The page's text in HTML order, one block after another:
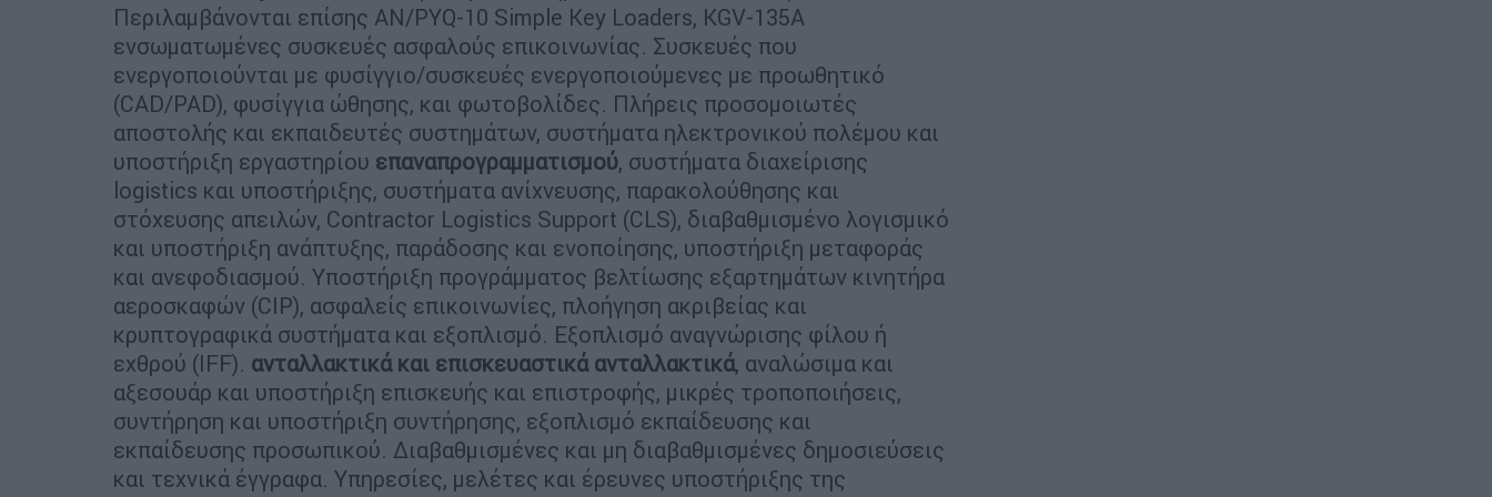
Περιλαμβάνονται επίσης AN/PYQ-10 Simple Key Loaders, KGV-135A
ενσωματωμένες συσκευές ασφαλούς επικοινωνίας. Συσκευές που
ενεργοποιούνται με φυσίγγιο/συσκευές ενεργοποιούμενες με προωθητικό
(CAD/PAD), φυσίγγια ώθησης, και φωτοβολίδες. Πλήρεις προσομοιωτές
αποστολής και εκπαιδευτές συστημάτων, συστήματα ηλεκτρονικού πολέμου και
υποστήριξη εργαστηρίου επαναπρογραμματισμού, συστήματα διαχείρισης
logistics και υποστήριξης, συστήματα ανίχνευσης, παρακολούθησης και
στόχευσης απειλών, Contractor Logistics Support (CLS), διαβαθμισμένο λογισμικό
και υποστήριξη ανάπτυξης, παράδοσης και ενοποίησης, υποστήριξη μεταφοράς
και ανεφοδιασμού. Υποστήριξη προγράμματος βελτίωσης εξαρτημάτων κινητήρα
αεροσκαφών (CIP), ασφαλείς επικοινωνίες, πλοήγηση ακριβείας και
κρυπτογραφικά συστήματα και εξοπλισμό. Εξοπλισμό αναγνώρισης φίλου ή
εχθρού (IFF). ανταλλακτικά και επισκευαστικά ανταλλακτικά, αναλώσιμα και
αξεσουάρ και υποστήριξη επισκευής και επιστροφής, μικρές τροποποιήσεις,
συντήρηση και υποστήριξη συντήρησης, εξοπλισμό εκπαίδευσης και
εκπαίδευσης προσωπικού. Διαβαθμισμένες και μη διαβαθμισμένες δημοσιεύσεις
και τεχνικά έγγραφα. Υπηρεσίες, μελέτες και έρευνες υποστήριξης της